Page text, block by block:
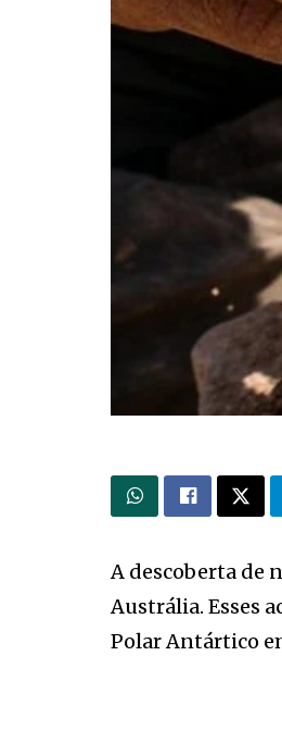
A descoberta de
Austrália. Esses
Polar Antártico